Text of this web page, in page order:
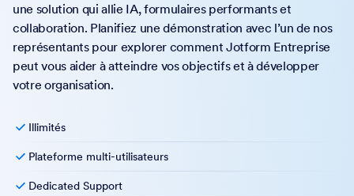
une solution qui allie IA, formulaires performants et
collaboration. Planifiez une démonstration avec l’un de nos
représentants pour explorer comment Jotform Entreprise
peut vous aider à atteindre vos objectifs et à développer
votre organisation.
Illimités
Plateforme multi-utilisateurs
Dedicated Support